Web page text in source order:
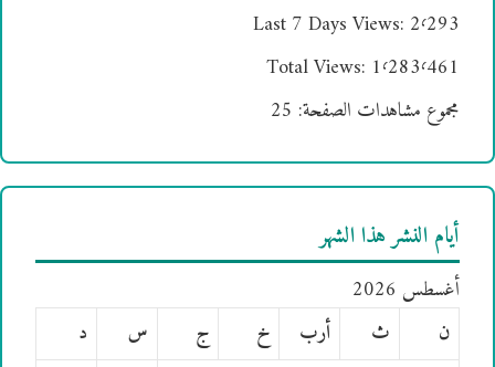
Last 7 Days Views: 2٬293
Total Views: 1٬283٬461
مجموع مشاهدات الصفحة: 25
أيام النشر هذا الشهر
أغسطس 2026
ن
ث أرب خ ج س
د